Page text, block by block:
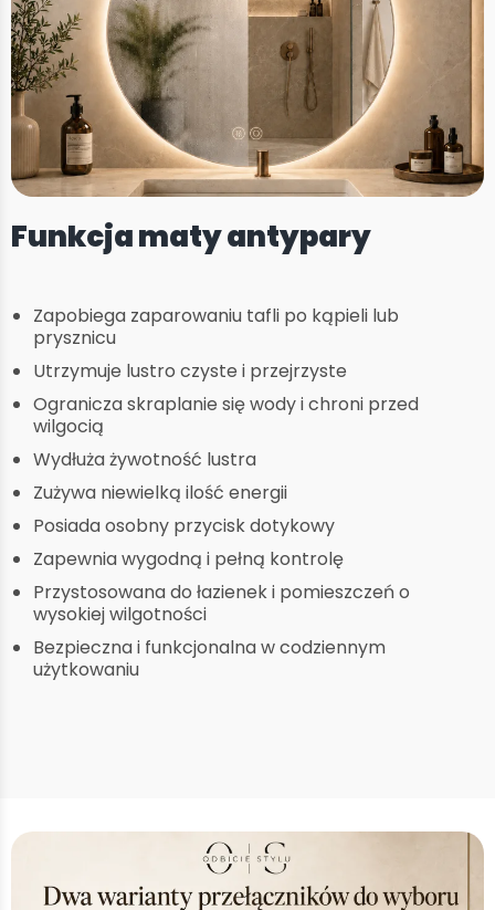
Funkcja maty antypary
Zapobiega zaparowaniu tafli po kąpieli lub
prysznicu
Utrzymuje lustro czyste i przejrzyste
Ogranicza skraplanie się wody i chroni przed
wilgocią
Wydłuża żywotność lustra
Zużywa niewielką ilość energii
Posiada osobny przycisk dotykowy
Zapewnia wygodną i pełną kontrolę
Przystosowana do łazienek i pomieszczeń o
wysokiej wilgotności
Bezpieczna i funkcjonalna w codziennym
użytkowaniu